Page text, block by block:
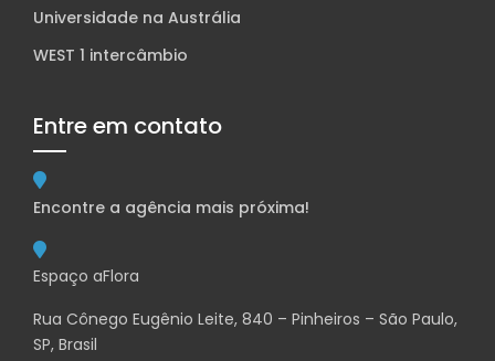
Universidade na Austrália
WEST 1 intercâmbio
Entre em contato
Encontre a agência mais próxima!
Espaço aFlora
Rua Cônego Eugênio Leite, 840 – Pinheiros – São Paulo,
SP, Brasil